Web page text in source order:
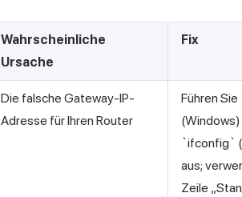
Wahrscheinliche
Ursache
Fix
Die falsche Gateway-IP-
Adresse für Ihren Router
Führen
`ifconfig`
aus;
Zeile